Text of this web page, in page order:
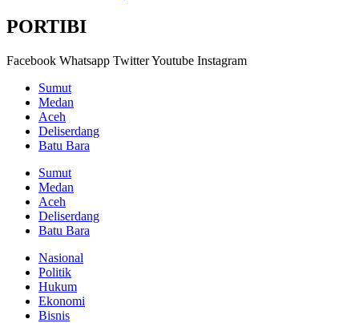
PORTIBI
Facebook Whatsapp TwitterYoutube Instagram
Sumut
Medan
Aceh
Deliserdang
Batu Bara
Sumut
Medan
Aceh
Deliserdang
Batu Bara
Nasional
Politik
Hukum
Ekonomi
Bisnis